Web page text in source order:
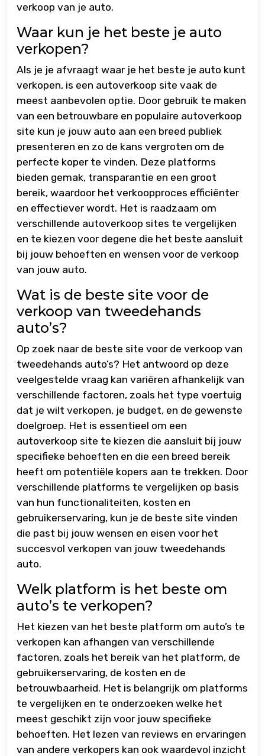
verkoop van je auto.
Waar kun je het beste je auto
verkopen?
Als je je afvraagt waar je het beste je auto kunt
verkopen, is een autoverkoop site vaak de
meest aanbevolen optie. Door gebruik te maken
van een betrouwbare en populaire autoverkoop
site kun je jouw auto aan een breed publiek
presenteren en zo de kans vergroten om de
perfecte koper te vinden. Deze platforms
bieden gemak, transparantie en een groot
bereik, waardoor het verkoopproces efficiënter
en effectiever wordt. Het is raadzaam om
verschillende autoverkoop sites te vergelijken
en te kiezen voor degene die het beste aansluit
bij jouw behoeften en wensen voor de verkoop
van jouw auto.
Wat is de beste site voor de
verkoop van tweedehands
auto’s?
Op zoek naar de beste site voor de verkoop van
tweedehands auto’s? Het antwoord op deze
veelgestelde vraag kan variëren afhankelijk van
verschillende factoren, zoals het type voertuig
dat je wilt verkopen, je budget, en de gewenste
doelgroep. Het is essentieel om een
autoverkoop site te kiezen die aansluit bij jouw
specifieke behoeften en die een breed bereik
heeft om potentiële kopers aan te trekken. Door
verschillende platforms te vergelijken op basis
van hun functionaliteiten, kosten en
gebruikerservaring, kun je de beste site vinden
die past bij jouw wensen en eisen voor het
succesvol verkopen van jouw tweedehands
auto.
Welk platform is het beste om
auto’s te verkopen?
Het kiezen van het beste platform om auto’s te
verkopen kan afhangen van verschillende
factoren, zoals het bereik van het platform, de
gebruikerservaring, de kosten en de
betrouwbaarheid. Het is belangrijk om platforms
te vergelijken en te onderzoeken welke het
meest geschikt zijn voor jouw specifieke
behoeften. Het lezen van reviews en ervaringen
van andere verkopers kan ook waardevol inzicht